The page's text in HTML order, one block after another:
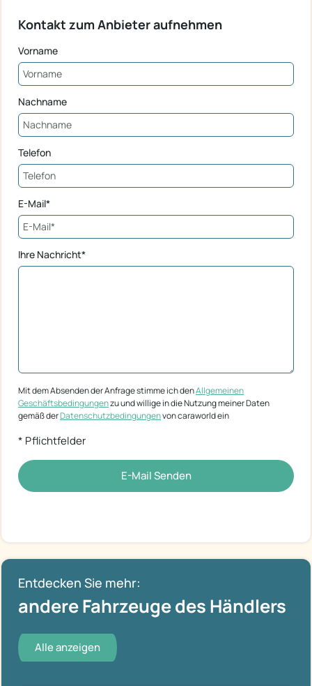
Kontakt zum Anbieter aufnehmen
Vorname
Nachname
Telefon
E-Mail*
Ihre Nachricht*
Mit dem Absenden der Anfrage stimme ich denAllgemeinen
Geschäftsbedingungenzu und willige in die Nutzung meiner Daten
gemäß derDatenschutzbedingungenvon caraworld ein
* Pflichtfelder
E-Mail Senden
Entdecken Sie mehr:
andere Fahrzeuge des Händlers
Alle anzeigen